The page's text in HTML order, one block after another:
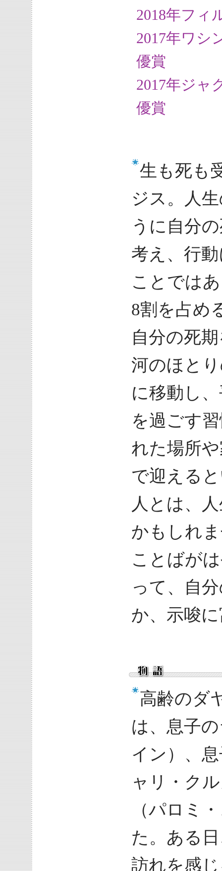
2018年フィ
2017年ワシ
優賞
2017年ジャ
優賞
生も死も
ジス。人
うに自分
考え、行
ことでは
8割を占め
自分の死
河のほと
に移動し
を過ごす
れた場所
で迎える
人とは、
かもしれ
ことばが
って、自
か、示唆
高齢のダ
は、息子
イン）、
ャリ・ク
（パロミ
た。ある
訪れを感